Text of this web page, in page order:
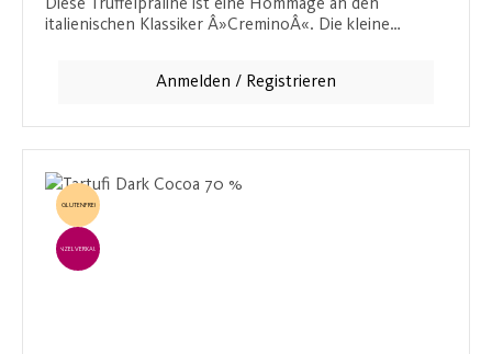
Diese Trüffelpraline ist eine Hommage an den
italienischen Klassiker Â»CreminoÂ«. Die kleine
Haselnussgeschmack. Der feine Schmelz dieser Praline
zartem Nougat und edlen Pralinen.
Anmelden / Registrieren
GLUTENFREI
EINZELVERKAUF